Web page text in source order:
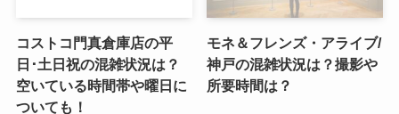
コストコ門真倉庫店の平
日･土日祝の混雑状況は？
空いている時間帯や曜日に
ついても！
モネ＆フレンズ・アライブ/
神戸の混雑状況は？撮影や
所要時間は？